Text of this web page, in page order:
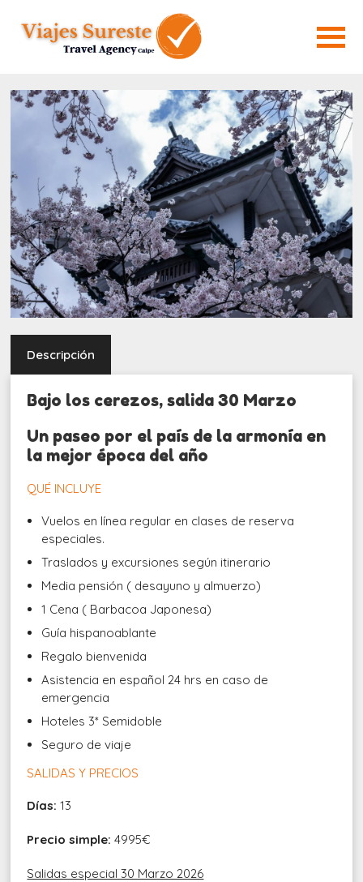
Descripción
Bajo los cerezos, salida 30 Marzo
Un paseo por el país de la armonía en
la mejor época del año
QUÉ INCLUYE
Vuelos en línea regular en clases de reserva
especiales.
Traslados y excursiones según itinerario
Media pensión ( desayuno y almuerzo)
1 Cena ( Barbacoa Japonesa)
Guía hispanoablante
Regalo bienvenida
Asistencia en español 24 hrs en caso de
emergencia
Hoteles 3* Semidoble
Seguro de viaje
SALIDAS Y PRECIOS
Días: 13
Precio simple: 4995€
Salidas especial 30 Marzo 2026